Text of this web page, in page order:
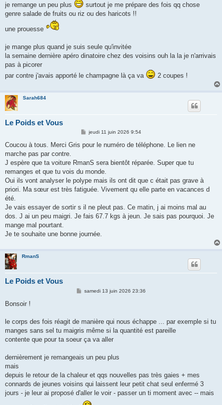
je remange un peu plus
surtout je me prépare des fois qq chose
genre salade de fruits ou riz ou des haricots !!
une prouesse
je mange plus quand je suis seule qu'invitée
la semaine dernière apéro dinatoire chez des voisins ouh la la je n'arrivais
pas à picorer
par contre j'avais apporté le champagne là ça va
2 coupes !
Sarah684
Le Poids et Vous
M
s
g
jeudi 11 juin 2026 9:54
Coucou à tous. Merci Gris pour le numéro de téléphone. Le lien ne
marche pas par contre.
J espère que ta voiture RmanS sera bientôt réparée. Super que tu
remanges et que tu vois du monde.
Oui ils vont analyser le polype mais ils ont dit que c était pas grave à
priori. Ma sœur est très fatiguée. Vivement qu elle parte en vacances d
été.
Je vais essayer de sortir s il ne pleut pas. Ce matin, j ai moins mal au
dos. J ai un peu maigri. Je fais 67.7 kgs à jeun. Je sais pas pourquoi. Je
mange mal pourtant.
Je te souhaite une bonne journée.
RmanS
Le Poids et Vous
M
g
samedi 13 juin 2026 23:36
Bonsoir !
le corps des fois réagit de manière qui nous échappe ... par exemple si tu
manges sans sel tu maigris même si la quantité est pareille
contente que pour ta soeur ça va aller
dernièrement je remangeais un peu plus
mais
depuis le retour de la chaleur et qqs nouvelles pas très gaies + mes
connards de jeunes voisins qui laissent leur petit chat seul enfermé 3
jours - je leur ai proposé d'aller le voir - passer un ti moment avec -- mais